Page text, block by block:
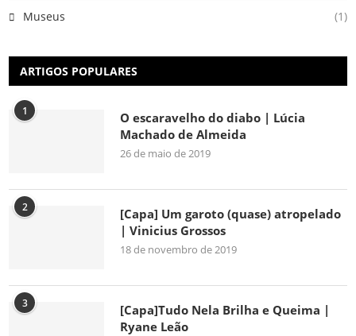
Museus (1)
ARTIGOS POPULARES
1
O escaravelho do diabo | Lúcia
Machado de Almeida
26 de maio de 2019
2
[Capa] Um garoto (quase) atropelado
| Vinicius Grossos
18 de novembro de 2019
3
[Capa]Tudo Nela Brilha e Queima |
Ryane Leão